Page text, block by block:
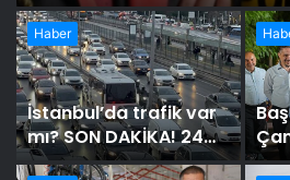
Haber
İstanbul’da trafik var
mı? SON DAKİKA! 24
Temmuz Cuma hangi